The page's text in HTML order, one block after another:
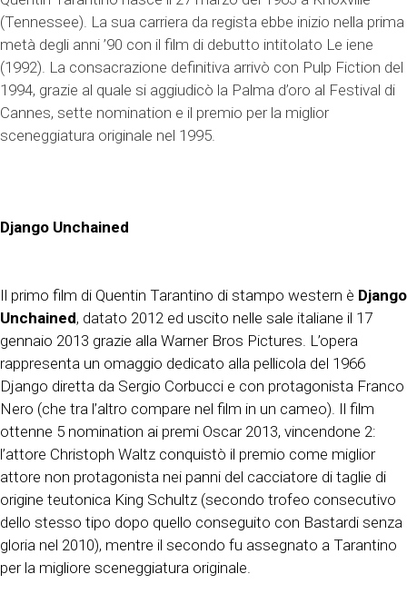
(Tennessee). La sua carriera da regista ebbe inizio nella prima
metà degli anni ’90 con il film di debutto intitolato Le iene
(1992). La consacrazione definitiva arrivò con Pulp Fiction del
1994, grazie al quale si aggiudicò la Palma d’oro al Festival di
Cannes, sette nomination e il premio per la miglior
sceneggiatura originale nel 1995.
Django Unchained
Il primo film di Quentin Tarantino di stampo western è Django
Unchained, datato 2012 ed uscito nelle sale italiane il 17
gennaio 2013 grazie alla Warner Bros Pictures. L’opera
rappresenta un omaggio dedicato alla pellicola del 1966
Django diretta da Sergio Corbucci e con protagonista Franco
Nero (che tra l’altro compare nel film in un cameo). Il film
ottenne 5 nomination ai premi Oscar 2013, vincendone 2:
l’attore Christoph Waltz conquistò il premio come miglior
attore non protagonista nei panni del cacciatore di taglie di
origine teutonica King Schultz (secondo trofeo consecutivo
dello stesso tipo dopo quello conseguito con Bastardi senza
gloria nel 2010), mentre il secondo fu assegnato a Tarantino
per la migliore sceneggiatura originale.